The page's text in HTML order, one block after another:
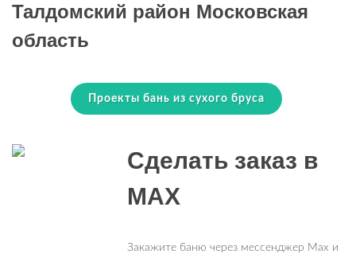
Талдомский район Московская
область
Проекты бань из сухого бруса
Сделать заказ в
MAX
Закажите баню через мессенджер Max и